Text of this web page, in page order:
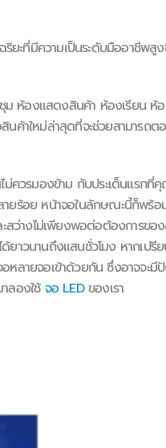
ยะที่มีความเป็นระดับมืออาชีพสู
ม ห้องแสดงสินค้า ห้องเรียน ห้
นค้าใหม่ล่าสุดที่จะช่วยสามารถ
วรมองข้าม กับประเด็นแรกที่
ยร้อย หน้าจอในลักษณะนี้ก็พร้อ
ว่างไม่เพียงพอต่อต้องการของ
ยาวนานถึงแสนชั่วโมง หากเปรี
หลายจอเข้าด้วยกัน ซึ่งอาจจะ
ลองใช้ จอ LEDของเรา